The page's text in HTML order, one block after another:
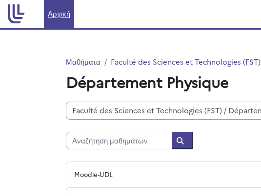
Μετάβαση στο κεντρικό περιεχόμενο
Αρχική
Μαθήματα Faculté des Sciences et Technologies (FST)
Département Physique
Κατηγορίες μαθημάτων
Αναζήτηση μαθημάτων
Αναζήτηση μαθημάτων
Moodle-UDL